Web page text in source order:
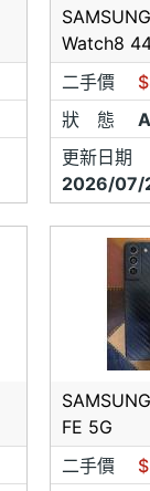
Watch8
二手價
狀 態
更新日期
2026/07/
FE 5G
二手價